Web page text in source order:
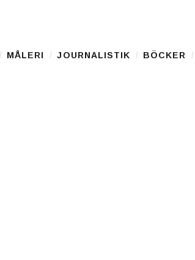
MÅLERI JOURNALISTIK BÖCKER